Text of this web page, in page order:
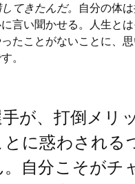
てきたんだ。
自分の体
言い聞かせる。人生と
たことがないことに、
。
手が、打倒メリ
とに惑わされる
。自分こそがチ